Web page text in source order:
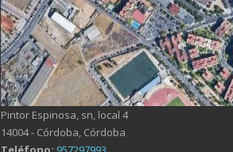
Pintor Espinosa, sn, local 4
14004 - Córdoba, Córdoba